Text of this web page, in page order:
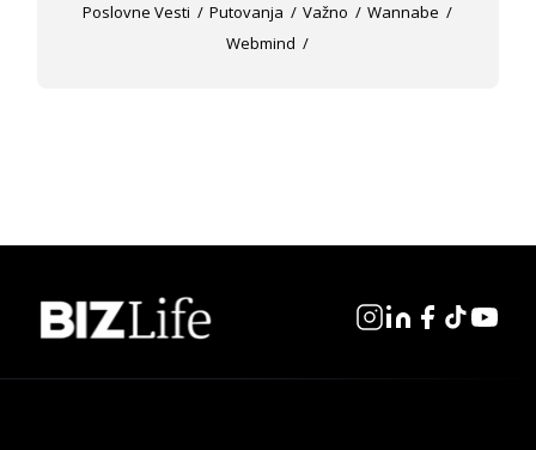
Poslovne Vesti
Putovanja Važno
Wannabe
Webmind